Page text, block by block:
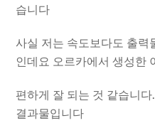
습니다
사실 저는 속도보다도 출력
인데요 오르카에서 생성한
편하게 잘 되는 것 같습니
결과물입니다